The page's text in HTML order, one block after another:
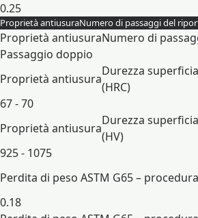
0.25
Espandi
Proprietà antiusuraNumero di passaggi del
Proprietà antiusuraNumero di
Passaggio doppio
Proprietà antiusura
Durezza
(HRC)
67 - 70
Proprietà antiusura
Durezza
(HV)
925 - 1075
Perdita di peso ASTM G65 –
0.18